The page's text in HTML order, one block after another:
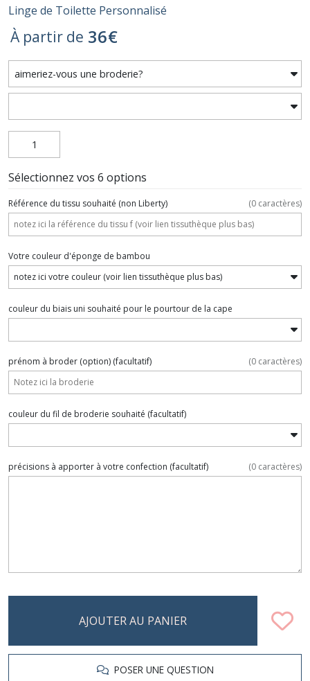
Linge de Toilette Personnalisé
À partir de 36€
Sélectionnez vos 6 options
Référence du tissu souhaité (non Liberty) (0 caractères)
Votre couleur d'éponge de bambou
couleur du biais uni souhaité pour le pourtour de la cape
prénom à broder (option) (facultatif) (0 caractères)
couleur du fil de broderie souhaité (facultatif)
précisions à apporter à votre confection (facultatif) (0 caractères)
AJOUTER AU PANIER
POSER UNE QUESTION